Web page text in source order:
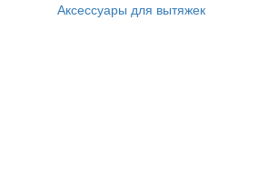
Аксессуары для вытяжек